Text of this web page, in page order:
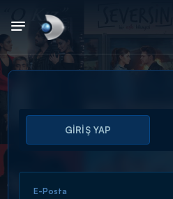
Arama
ARAMA SONUÇLARI
GİRİŞ YAP
E-Posta